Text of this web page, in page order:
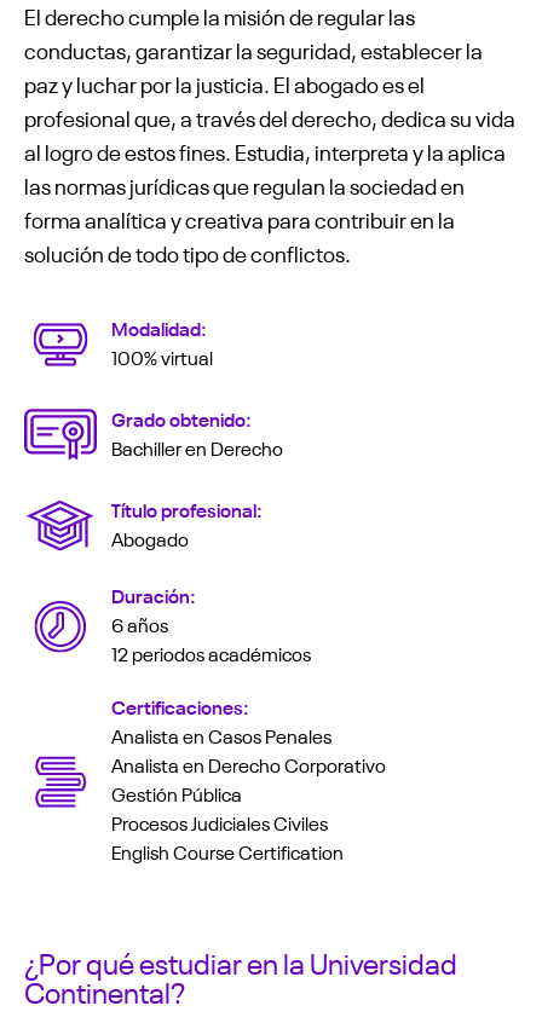
El derecho cumple la misión de regular las
conductas, garantizar la seguridad, establecer la
paz y luchar por la justicia. El abogado es el
profesional que, a través del derecho, dedica su vida
al logro de estos fines. Estudia, interpreta y la aplica
las normas jurídicas que regulan la sociedad en
forma analítica y creativa para contribuir en la
solución de todo tipo de conflictos.
Modalidad:
100% virtual
Grado obtenido:
Bachiller en Derecho
Título profesional:
Abogado
Duración:
6 años
12 periodos académicos
Certificaciones:
Analista en Casos Penales
Analista en Derecho Corporativo
Gestión Pública
Procesos Judiciales Civiles
English Course Certification
¿Por qué estudiar en la Universidad
Continental?